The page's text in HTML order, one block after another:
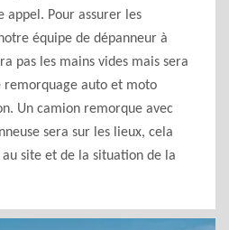
appel. Pour assurer les
équipe de dépanneur à
pas les mains vides mais sera
auto et moto
Un camion remorque avec
sera sur les lieux, cela
au site et de la situation de la